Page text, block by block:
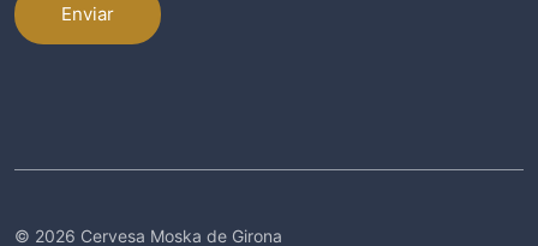
Enviar
© 2026 Cervesa Moska de Girona